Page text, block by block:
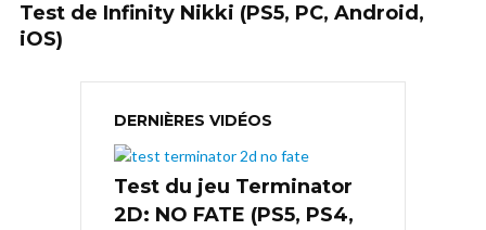
Test de Infinity Nikki (PS5, PC, Android,
iOS)
DERNIÈRES VIDÉOS
Test du jeu Terminator
2D: NO FATE (PS5, PS4,